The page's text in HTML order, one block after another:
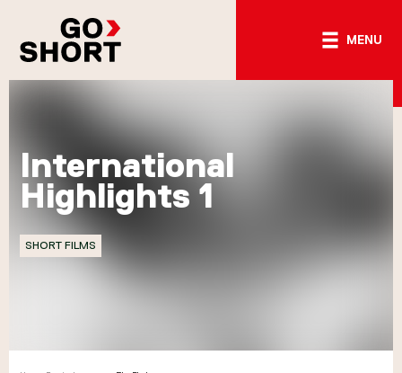
MENU
International
Highlights 1
SHORT FILMS